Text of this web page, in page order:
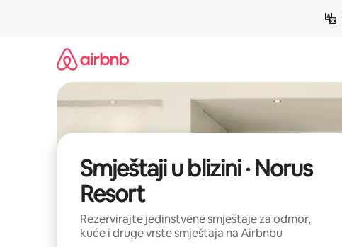
Smještaji u blizini · Norus
Resort
Rezervirajte jedinstvene smještaje za odmor,
kuće i druge vrste smještaja na Airbnbu